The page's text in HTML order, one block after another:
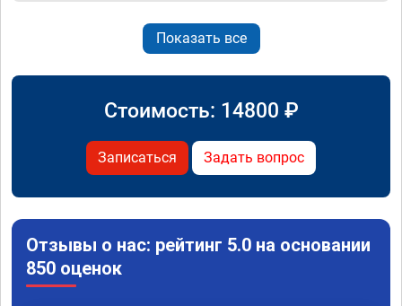
Показать все
Стоимость: 14800 ₽
Записаться Задать вопрос
Отзывы о нас: рейтинг 5.0 на основании
850 оценок